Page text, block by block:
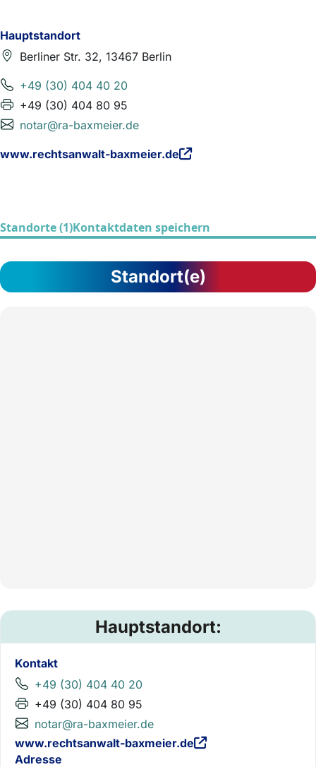
Hauptstandort
Berliner Str. 32, 13467 Berlin
+49 (30) 404 40 20
+49 (30) 404 80 95
notar@ra-baxmeier.de
www.rechtsanwalt-baxmeier.de
Standorte (1)Kontaktdaten speichern
Standort(e)
Hauptstandort:
Kontakt
+49 (30) 404 40 20
+49 (30) 404 80 95
notar@ra-baxmeier.de
www.rechtsanwalt-baxmeier.de
Adresse